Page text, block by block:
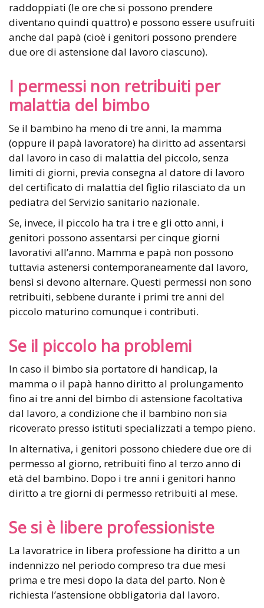
raddoppiati (le ore che si possono prendere
diventano quindi quattro) e possono essere usufruiti
anche dal papà (cioè i genitori possono prendere
due ore di astensione dal lavoro ciascuno).
I permessi non retribuiti per
malattia del bimbo
Se il bambino ha meno di tre anni, la mamma
(oppure il papà lavoratore) ha diritto ad assentarsi
dal lavoro in caso di malattia del piccolo, senza
limiti di giorni, previa consegna al datore di lavoro
del certificato di malattia del figlio rilasciato da un
pediatra del Servizio sanitario nazionale.
Se, invece, il piccolo ha tra i tre e gli otto anni, i
genitori possono assentarsi per cinque giorni
lavorativi all’anno. Mamma e papà non possono
tuttavia astenersi contemporaneamente dal lavoro,
bensì si devono alternare. Questi permessi non sono
retribuiti, sebbene durante i primi tre anni del
piccolo maturino comunque i contributi.
Se il piccolo ha problemi
In caso il bimbo sia portatore di handicap, la
mamma o il papà hanno diritto al prolungamento
fino ai tre anni del bimbo di astensione facoltativa
dal lavoro, a condizione che il bambino non sia
ricoverato presso istituti specializzati a tempo pieno.
In alternativa, i genitori possono chiedere due ore di
permesso al giorno, retribuiti fino al terzo anno di
età del bambino. Dopo i tre anni i genitori hanno
diritto a tre giorni di permesso retribuiti al mese.
Se si è libere professioniste
La lavoratrice in libera professione ha diritto a un
indennizzo nel periodo compreso tra due mesi
prima e tre mesi dopo la data del parto. Non è
richiesta l’astensione obbligatoria dal lavoro.